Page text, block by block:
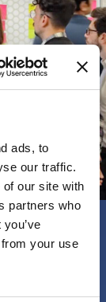
ads, to
our traffic.
our site with
partners who
your use